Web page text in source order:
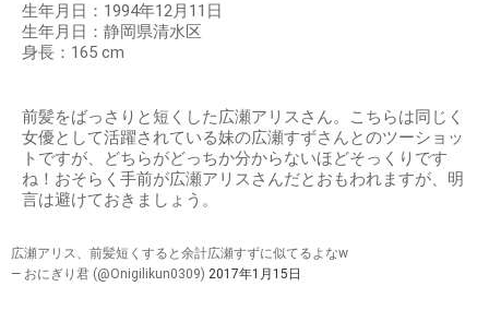
生年月日：1994年12月11日
生年月日：静岡県清水区
身長：165 cm
前髪をばっさりと短くした広瀬アリスさん。こちらは同じく
女優として活躍されている妹の広瀬すずさんとのツーショッ
トですが、どちらがどっちか分からないほどそっくりです
ね！おそらく手前が広瀬アリスさんだとおもわれますが、明
言は避けておきましょう。
広瀬アリス、前髪短くすると余計広瀬すずに似てるよなw
— おにぎり君 (@Onigilikun0309) 2017年1月15日